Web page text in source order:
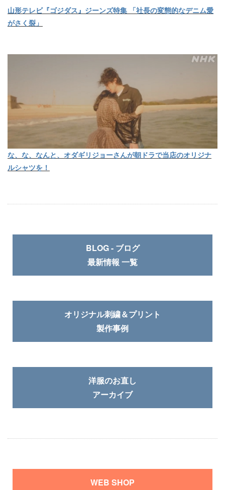
山形テレビ『ゴジダス』ジーンズ特集 「社長の変態的なデニム愛
がさく裂」
な、な、なんと、オダギリジョーさんが朝ドラで当店のオリジナ
ルシャツを！
BLOG - ブログ
最新情報 一覧
オリジナル刺繍＆プリント
製作事例
洋服のお直し
アーカイブ
WEB SHOP